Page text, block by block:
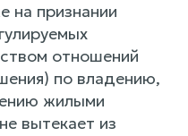
на признании
отношений
по владению,
жилыми
вытекает из